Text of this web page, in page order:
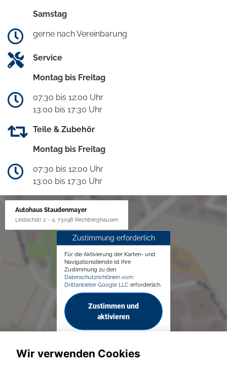
Samstag
gerne nach Vereinbarung
Service
Montag bis Freitag
07:30 bis 12:00 Uhr
13:00 bis 17:30 Uhr
Teile & Zubehör
Montag bis Freitag
07:30 bis 12:00 Uhr
13:00 bis 17:30 Uhr
Autohaus Staudenmayer
Lindachstr 2 - 4, 73098 Rechberghausen
Zustimmung erforderlich
Für die Aktivierung der Karten- und
Navigationsdienste ist Ihre
Zustimmung zu den
Datenschutzrichtlinien vom
Drittanbieter Google LLC erforderlich.
Zustimmen und
aktivieren
Wir verwenden Cookies